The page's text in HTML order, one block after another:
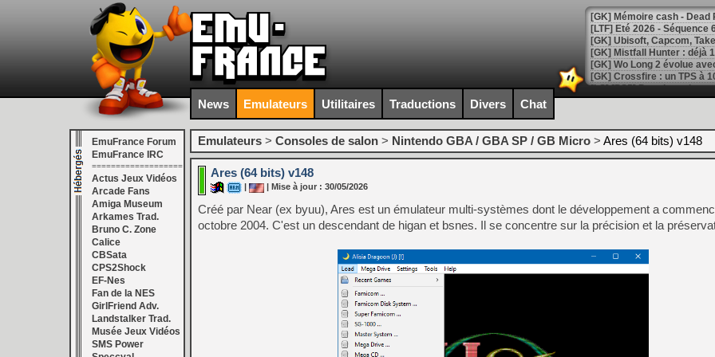
[LTF] Eté 2026 - Séquence
[GK] Mistfall Hunter : déjà
[GK] Wo Long 2 évolue
[GK] Crossfire : un TPS à
[LS] [PS5] Premiers
[Mo5] DOOM arrive en
[GK] Bethesda fête les 30
[GK] Roblox : l'action en
[GK] Agenda - GeForce
[GK] Devolver Digital en a
[LS] [PS5] ps5-y2jb-
[GK] Pourquoi Marvel
[GK] Test : Restory : Chill
[GK] GTA 6 : Rockstar
[GK] Hot Wheels Infinite
[GK] Mémoire cash -
News Emulateurs Utilitaires Traductions Divers Chat
EmuFrance Forum
EmuFrance IRC
===================
Actus Jeux Vidéos
Arcade Fans
Amiga Museum
Arkames Trad.
Bruno C. Zone
Calice
CBSata
CPS2Shock
EF-Nes
Fan de la NES
GirlFriend Adv.
Landstalker Trad.
Musée Jeux Vidéos
SMS Power
Emulateurs > Consoles de salon > Nintendo GBA / GBA SP / GB Micro > Ares (64 bits) v148
Ares (64 bits) v148
| Mise à jour : 30/05/2026
Créé par Near (ex byuu), Ares est un émulateur multi-systèmes dont le développement a
octobre 2004. C'est un descendant de higan et bsnes. Il se concentre sur la précision et la